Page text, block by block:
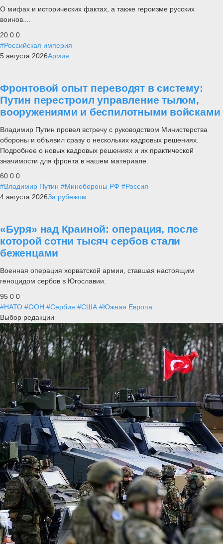
О мифах и исторических фактах, а также героизме русских
воинов....
20 0 0
#Российская империя
5 августа 2026Армия
Фронтовой опыт переводят в систему:
Путин перестроил управление тылом,
вооружениями и беспилотными войсками
Владимир Путин провел встречу с руководством Министерства
обороны и объявил сразу о нескольких кадровых решениях.
Подробнее о новых кадровых решениях и их практической
значимости для фронта в нашем материале.
60 0 0
#Владимир Путин #Минобороны РФ #Россия
4 августа 2026За рубежом
«Буря» над Краиной: операция, после
которой сотни тысяч сербов стали
беженцами
Военная операция хорватской армии, ставшая настоящим
геноцидом сербов в Югославии.
95 0 0
#НАТО #ООН #Сербия #США #Южная Европа
Выбор редакции